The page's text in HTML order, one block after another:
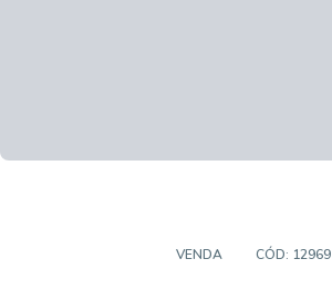
VENDA CÓD: 12969